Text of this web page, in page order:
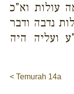
עולות וא"כ
נדבה ודבר
ועליה היה
< Temurah 14a